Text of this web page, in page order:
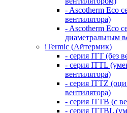
- Ascotherm Eco
вентилятора)
- Ascotherm Eco
диаметральным
iTermic (Айтермик)
- серия ITT (без
- серия ITTL
вентилятора)
- серия ITTZ
вентилятора)
- серия ITTB (с
- серия ITTBL